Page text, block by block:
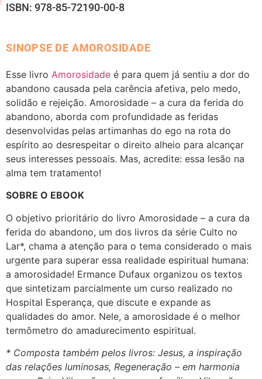
ISBN: 978-85-72190-00-8
SINOPSE DE AMOROSIDADE
Esse livro Amorosidade é para quem já sentiu a dor do
abandono causada pela carência afetiva, pelo medo,
solidão e rejeição. Amorosidade – a cura da ferida do
abandono, aborda com profundidade as feridas
desenvolvidas pelas artimanhas do ego na rota do
espírito ao desrespeitar o direito alheio para alcançar
seus interesses pessoais. Mas, acredite: essa lesão na
alma tem tratamento!
SOBRE O EBOOK
O objetivo prioritário do livro Amorosidade – a cura da
ferida do abandono, um dos livros da série Culto no
Lar*, chama a atenção para o tema considerado o mais
urgente para superar essa realidade espiritual humana:
a amorosidade! Ermance Dufaux organizou os textos
que sintetizam parcialmente um curso realizado no
Hospital Esperança, que discute e expande as
qualidades do amor. Nele, a amorosidade é o melhor
termômetro do amadurecimento espiritual.
* Composta também pelos livros: Jesus, a inspiração
das relações luminosas, Regeneração – em harmonia